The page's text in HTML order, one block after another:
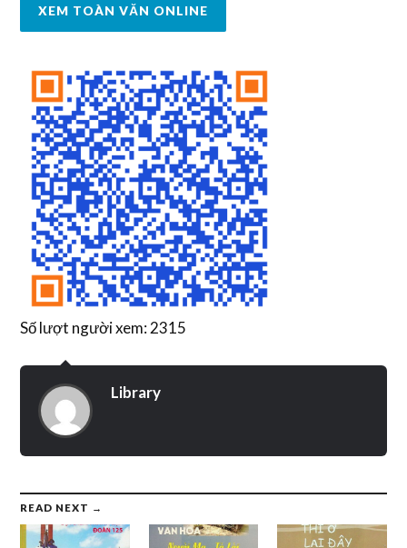
XEM TOÀN VĂN ONLINE
Số lượt người xem: 2315
Library
READ NEXT →